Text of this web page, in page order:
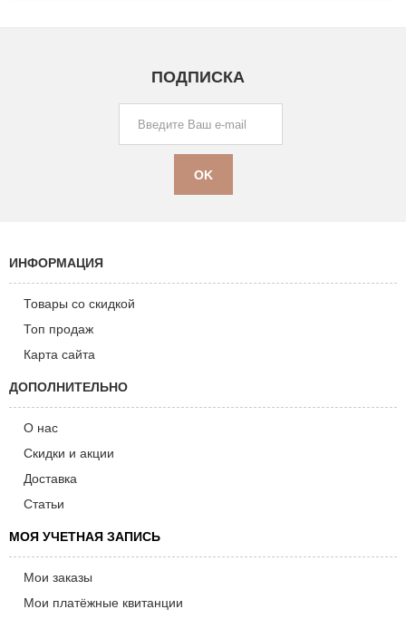
ПОДПИСКА
ИНФОРМАЦИЯ
Товары со скидкой
Топ продаж
Карта сайта
ДОПОЛНИТЕЛЬНО
О нас
Скидки и акции
Доставка
Статьи
МОЯ УЧЕТНАЯ ЗАПИСЬ
Мои заказы
Мои платёжные квитанции